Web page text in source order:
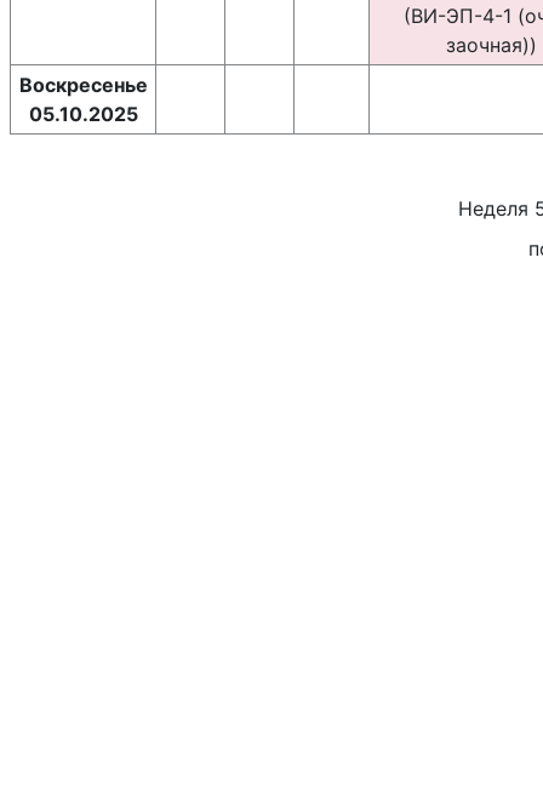
(ВИ-ЭП-4-1
заочная))
Воскресенье
05.10.2025
Неделя